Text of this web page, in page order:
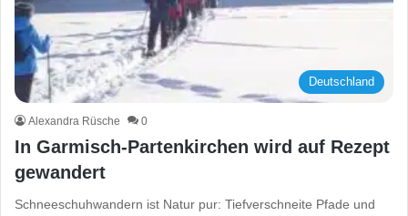
Deutschland
Alexandra Rüsche 0
In Garmisch-Partenkirchen wird auf Rezept
gewandert
Schneeschuhwandern ist Natur pur: Tiefverschneite Pfade und